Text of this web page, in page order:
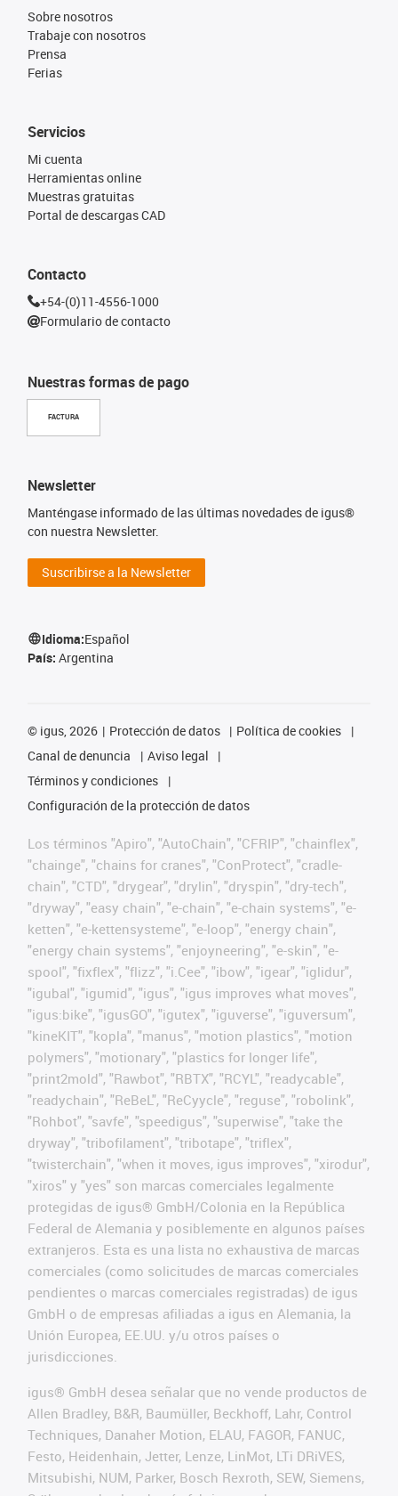
Sobre nosotros
Trabaje con nosotros
Prensa
Ferias
Nuestras formas de pago
FACTURA
Servicios
Mi cuenta
Herramientas online
Muestras gratuitas
Portal de descargas CAD
Contacto
+54-(0)11-4556-1000
Formulario de contacto
Newsletter
Manténgase informado de las últimas novedades de igus®
con nuestra Newsletter.
Suscribirse a la Newsletter
Idioma:Español
País: Argentina
© igus, 2026 Protección de datos
Política de cookies
Canal de denuncia
Aviso legal
Términos y condiciones
Configuración de la protección de datos
Los términos "Apiro", "AutoChain", "CFRIP", "chainflex",
"chainge", "chains for cranes", "ConProtect", "cradle-
chain", "CTD", "drygear", "drylin", "dryspin", "dry-tech",
"dryway", "easy chain", "e-chain", "e-chain systems", "e-
ketten", "e-kettensysteme", "e-loop", "energy chain",
"energy chain systems", "enjoyneering", "e-skin", "e-
spool", "fixflex", "flizz", "i.Cee", "ibow", "igear", "iglidur",
"igubal", "igumid", "igus", "igus improves what moves",
"igus:bike", "igusGO", "igutex", "iguverse", "iguversum",
"kineKIT", "kopla", "manus", "motion plastics", "motion
polymers", "motionary", "plastics for longer life",
"print2mold", "Rawbot", "RBTX", "RCYL", "readycable",
"readychain", "ReBeL", "ReCyycle", "reguse", "robolink",
"Rohbot", "savfe", "speedigus", "superwise", "take the
dryway", "tribofilament", "tribotape", "triflex",
"twisterchain", "when it moves, igus improves", "xirodur",
"xiros" y "yes" son marcas comerciales legalmente
protegidas de igus® GmbH/Colonia en la República
Federal de Alemania y posiblemente en algunos países
extranjeros. Esta es una lista no exhaustiva de marcas
comerciales (como solicitudes de marcas comerciales
pendientes o marcas comerciales registradas) de igus
GmbH o de empresas afiliadas a igus en Alemania, la
Unión Europea, EE.UU. y/u otros países o
jurisdicciones.
igus® GmbH desea señalar que no vende productos de
Allen Bradley, B&R, Baumüller, Beckhoff, Lahr, Control
Techniques, Danaher Motion, ELAU, FAGOR, FANUC,
Festo, Heidenhain, Jetter, Lenze, LinMot, LTi DRiVES,
Mitsubishi, NUM, Parker, Bosch Rexroth, SEW, Siemens,